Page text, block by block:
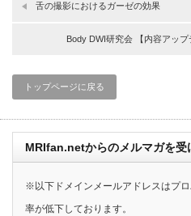
舌の撮影におけるガーゼの効果
Body DWI研究会 【内容アッ
トップページに戻る
MRIfan.netからのメルマガを受
※以下ドメインメールアドレスはプ
率が低下しております。